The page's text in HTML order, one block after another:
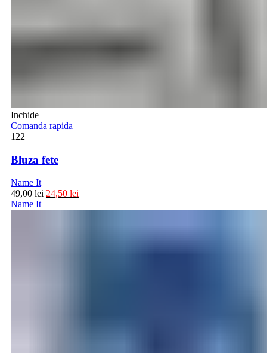
Inchide
Comanda rapida
122
Bluza fete
Name It
49,00lei 24,50 lei
Name It